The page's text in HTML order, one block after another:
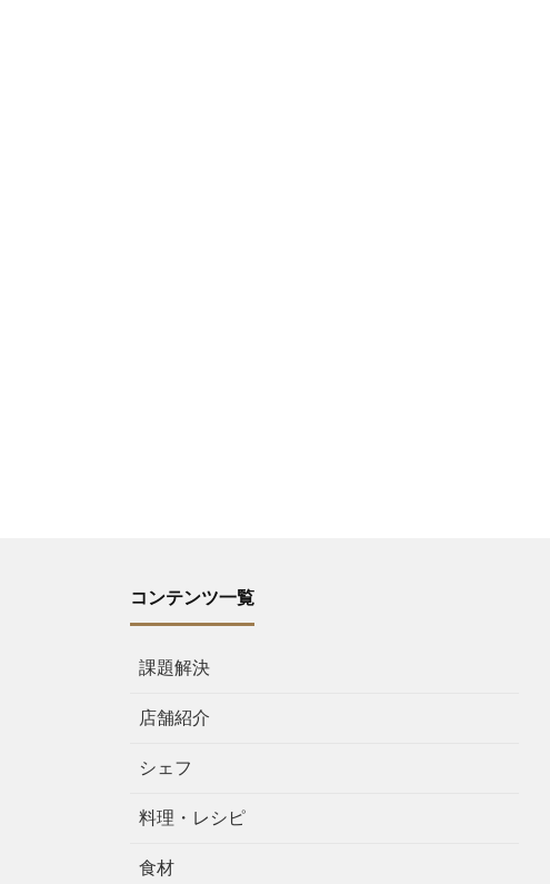
コンテンツ一覧
課題解決
店舗紹介
シェフ
料理・レシピ
食材